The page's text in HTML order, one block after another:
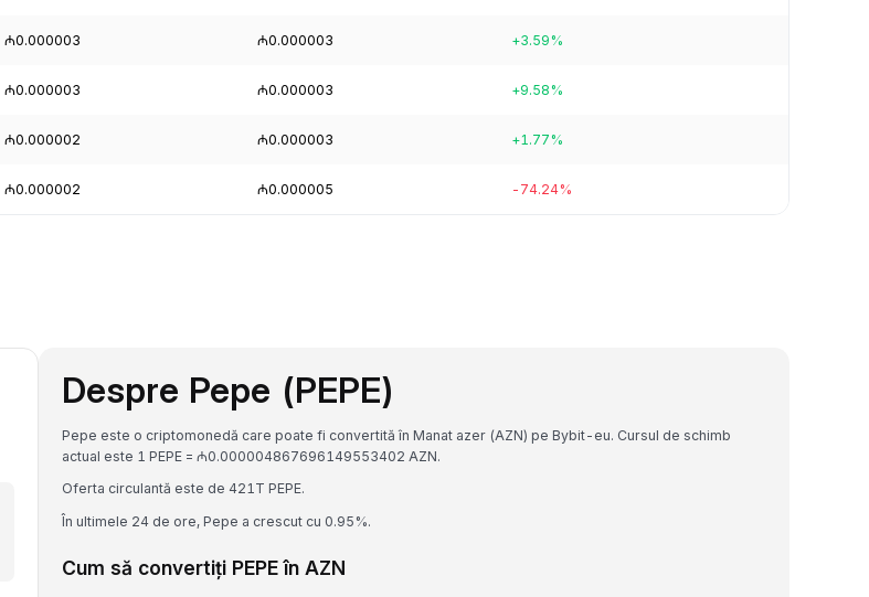
₼0.000003 ₼0.000003 +3.59%
₼0.000003 ₼0.000003 +9.58%
₼0.000002 ₼0.000003 +1.77%
₼0.000002 ₼0.000005 -74.24%
Despre Pepe (PEPE)
Pepe este o criptomonedă care poate fi convertită în Manat azer (AZN) pe Bybit-eu. Cursul de schimb
actual este 1 PEPE = ₼0.000004867696149553402 AZN.
Oferta circulantă este de 421T PEPE.
În ultimele 24 de ore, Pepe a crescut cu 0.95%.
Cum să convertiți PEPE în AZN